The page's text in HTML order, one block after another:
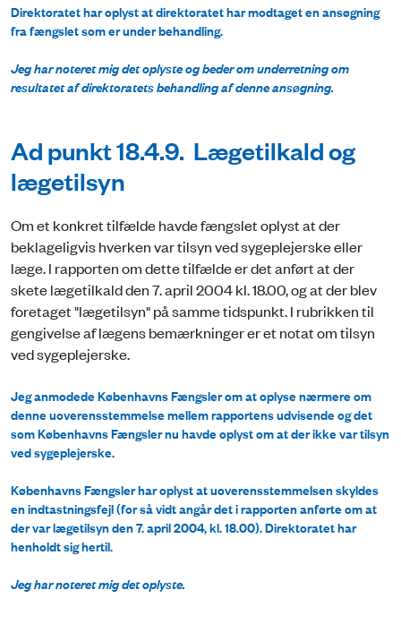
Direktoratet har oplyst at direktoratet har modtaget en ansøgning
fra fængslet som er under behandling.
Jeg har noteret mig det oplyste og beder om underretning om
resultatet af direktoratets behandling af denne ansøgning.
Ad punkt 18.4.9. Lægetilkald og
lægetilsyn
Om et konkret tilfælde havde fængslet oplyst at der
beklageligvis hverken var tilsyn ved sygeplejerske eller
læge. I rapporten om dette tilfælde er det anført at der
skete lægetilkald den 7. april 2004 kl. 18.00, og at der blev
foretaget "lægetilsyn" på samme tidspunkt. I rubrikken til
gengivelse af lægens bemærkninger er et notat om tilsyn
ved sygeplejerske.
Jeg anmodede Københavns Fængsler om at oplyse nærmere om
denne uoverensstemmelse mellem rapportens udvisende og det
som Københavns Fængsler nu havde oplyst om at der ikke var tilsyn
ved sygeplejerske.
Københavns Fængsler har oplyst at uoverensstemmelsen skyldes
en indtastningsfejl (for så vidt angår det i rapporten anførte om at
der var lægetilsyn den 7. april 2004, kl. 18.00). Direktoratet har
henholdt sig hertil.
Jeg har noteret mig det oplyste.